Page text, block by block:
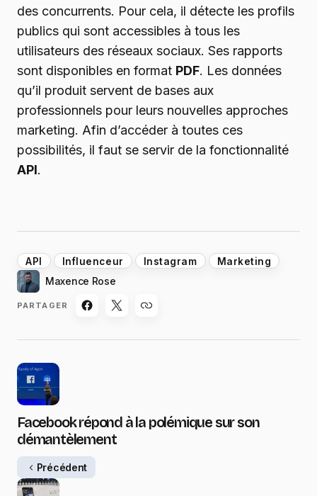
des concurrents. Pour cela, il détecte les profils
publics qui sont accessibles à tous les
utilisateurs des réseaux sociaux. Ses rapports
sont disponibles en format PDF. Les données
qu’il produit servent de bases aux
professionnels pour leurs nouvelles approches
marketing. Afin d’accéder à toutes ces
possibilités, il faut se servir de la fonctionnalité
API.
API Influenceur Instagram Marketing
Maxence Rose
PARTAGER
Facebook répond à la polémique sur son
démantèlement
Précédent